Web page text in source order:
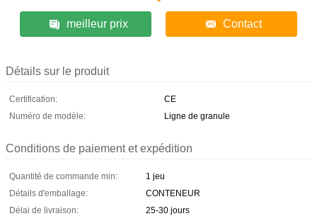
meilleur prix Contact
Détails sur le produit
Certification:
CE
Numéro de modèle:
Ligne de granule
Conditions de paiement et expédition
Quantité de commande min:
1 jeu
Détails d'emballage:
CONTENEUR
Délai de livraison:
25-30 jours